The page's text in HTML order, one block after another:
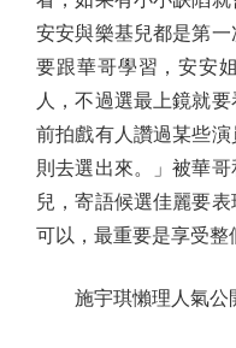
安安與樂基兒都是第
要跟華哥學習，安安
人，不過選最上鏡就
前拍戲有人讚過某些
則去選出來。」被華
兒，寄語候選佳麗要
可以，最重要是享受整
施宇琪懶理人氣公